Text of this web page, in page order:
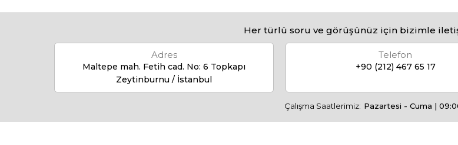
Her türlü soru ve görüşünüz için bizimle
Adres
Maltepe mah. Fetih cad. No: 6 Topkapı
Zeytinburnu / İstanbul
Telefon
+90 (212) 467 65 17
Çalışma Saatlerimiz: Pazartesi - Cuma |